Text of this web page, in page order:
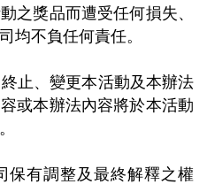
之獎品而遭受任何損失、
均不負任何責任。
止、變更本活動及本辦法
或本辦法內容將於本活動
保有調整及最終解釋之權